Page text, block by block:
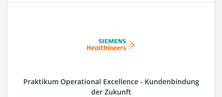
Praktikum Operational Excellence - Kundenbindung
der Zukunft